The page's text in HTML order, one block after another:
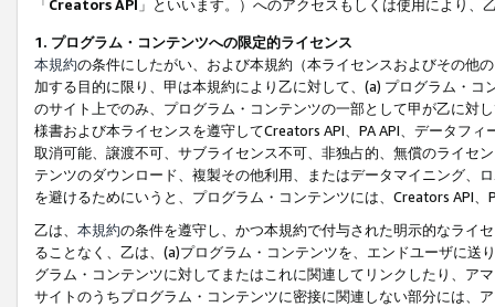
「Creators API 」といいます。）へのアクセスもしくは使用により
1. プログラム・コンテンツへの限定的ライセンス
本規約の条件にしたがい、および本規約（本ライセンスおよびその他
加する目的に限り、甲は本規約により乙に対して、(a) プログラム・
のサイト上でのみ、プログラム・コンテンツの一部として甲が乙に対
様書および本ライセンスを遵守してCreators API、PA API、データフ
取消可能、譲渡不可、サブライセンス不可、非独占的、無償のライセ
テンツのダウンロード、複製その他利用、またはデータマイニング、
を避けるためにいうと、プログラム・コンテンツには、Creators API
乙は、 本規約の条件を遵守し、かつ本規約で付与された明示的なライ
ることなく、乙は、(a)プログラム・コンテンツを、エンドユーザに
グラム・コンテンツに対してまたはこれに関連してリンクしたり、ア
サイトのうちプログラム・コンテンツに密接に関連しない部分には、